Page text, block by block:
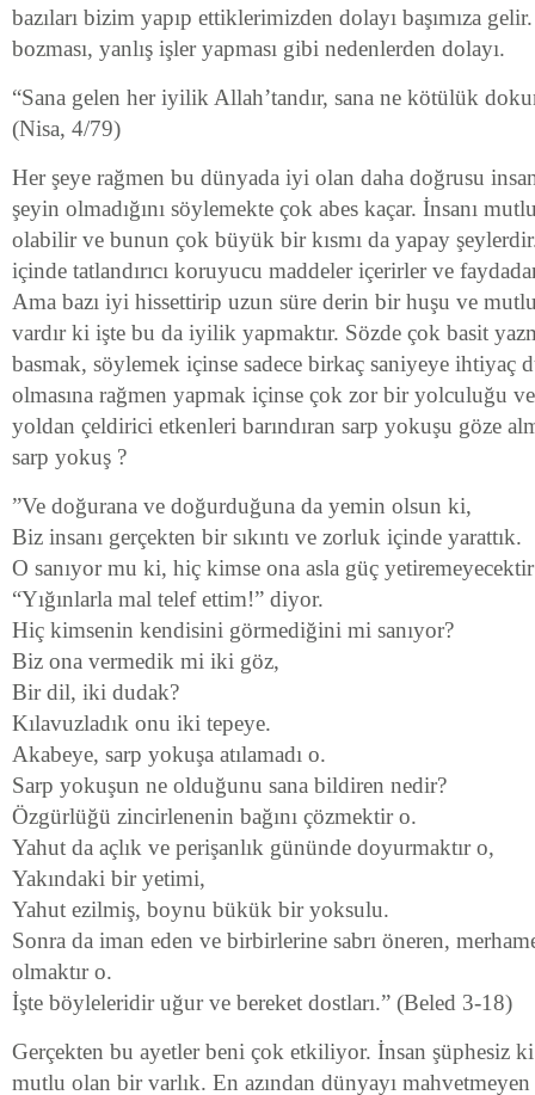
bazıları bizim yapıp ettiklerimizden dolayı başımıza
bozması, yanlış işler yapması gibi nedenlerden dolayı.
“Sana gelen her iyilik Allah’tandır, sana ne kötülük
(Nisa, 4/79)
Her şeye rağmen bu dünyada iyi olan daha doğrusu
şeyin olmadığını söylemekte çok abes kaçar. İnsanı
olabilir ve bunun çok büyük bir kısmı da yapay
içinde tatlandırıcı koruyucu maddeler içerirler ve
Ama bazı iyi hissettirip uzun süre derin bir huşu ve
vardır ki işte bu da iyilik yapmaktır. Sözde çok basit
basmak, söylemek içinse sadece birkaç saniyeye ihtiyaç
olmasına rağmen yapmak içinse çok zor bir yolculuğu
yoldan çeldirici etkenleri barındıran sarp yokuşu göze
sarp yokuş ?
”Ve doğurana ve doğurduğuna da yemin olsun ki,
Biz insanı gerçekten bir sıkıntı ve zorluk içinde yarattık.
O sanıyor mu ki, hiç kimse ona asla güç
“Yığınlarla mal telef ettim!” diyor.
Hiç kimsenin kendisini görmediğini mi sanıyor?
Biz ona vermedik mi iki göz,
Bir dil, iki dudak?
Kılavuzladık onu iki tepeye.
Akabeye, sarp yokuşa atılamadı o.
Sarp yokuşun ne olduğunu sana bildiren nedir?
Özgürlüğü zincirlenenin bağını çözmektir o.
Yahut da açlık ve perişanlık gününde doyurmaktır o,
Yakındaki bir yetimi,
Yahut ezilmiş, boynu bükük bir yoksulu.
Sonra da iman eden ve birbirlerine sabrı öneren,
olmaktır o.
İşte böyleleridir uğur ve bereket dostları.” (Beled 3-18)
Gerçekten bu ayetler beni çok etkiliyor. İnsan şüphesiz
mutlu olan bir varlık. En azından dünyayı